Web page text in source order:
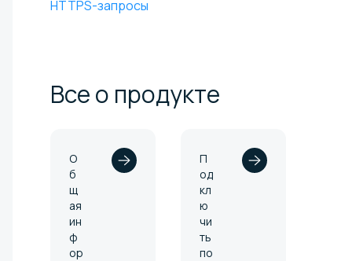
HTTPS-запросы
Все о продукте
О
б
щ
ая
ин
ф
ор
П
од
кл
ю
чи
ть
по